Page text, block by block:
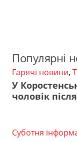
Популярні
Гарячі новини,
У
чоловік
Суботня